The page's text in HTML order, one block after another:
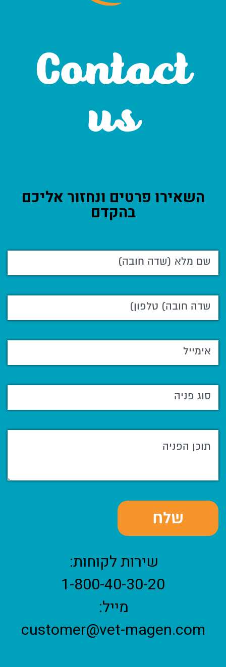
Contact
us
השאירו פרטים ונחזור אליכם
בהקדם
שירות לקוחות:
1-800-40-30-20
מייל:
customer@vet-magen.com